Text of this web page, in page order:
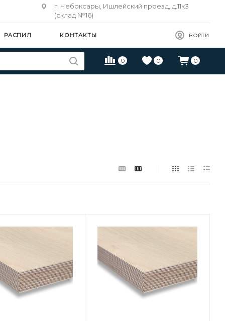
г. Чебоксары, Ишлейский проезд, д.11к3
(склад №16)
ВОЙТИ
РАСПИЛ КОНТАКТЫ
0 0 0